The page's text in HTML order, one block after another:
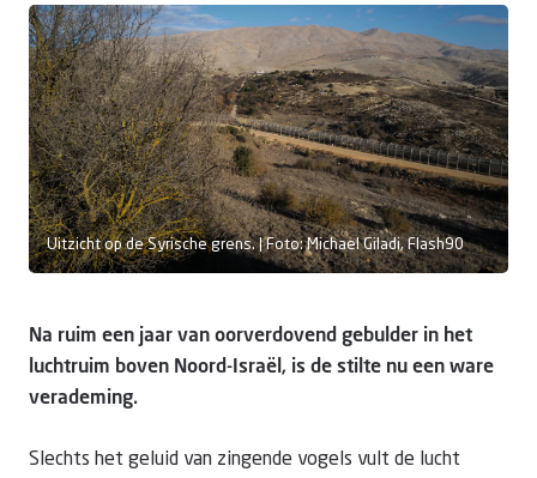
Kennisbank
Doneer
Uitzicht op de Syrische grens. | Foto: Michael Giladi, Flash90
Na ruim een jaar van oorverdovend gebulder in het
luchtruim boven Noord-Israël, is de stilte nu een ware
verademing.
Slechts het geluid van zingende vogels vult de lucht